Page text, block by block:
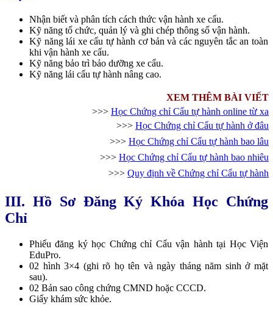
Nhận biết và phân tích cách thức vận hành xe cẩu.
Kỹ năng tổ chức, quản lý và ghi chép thông số vận hành.
Kỹ năng lái xe cẩu tự hành cơ bản và các nguyên tắc an toàn
khi vận hành xe cẩu.
Kỹ năng bảo trì bảo dưỡng xe cẩu.
Kỹ năng lái cẩu tự hành nâng cao.
XEM THÊM BÀI VIẾT
>>> Học Chứng chỉ Cẩu tự hành online từ xa
>>> Học Chứng chỉ Cẩu tự hành ở đâu
>>> Học Chứng chỉ Cẩu tự hành bao lâu
>>> Học Chứng chỉ Cẩu tự hành bao nhiêu
>>> Quy định về Chứng chỉ Cẩu tự hành
III. Hồ Sơ Đăng Ký Khóa Học Chứng
Chỉ
Phiếu đăng ký học Chứng chỉ Cẩu vận hành tại Học Viện
EduPro.
02 hình 3×4 (ghi rõ họ tên và ngày tháng năm sinh ở mặt
sau).
02 Bản sao công chứng CMND hoặc CCCD.
Giấy khám sức khỏe.